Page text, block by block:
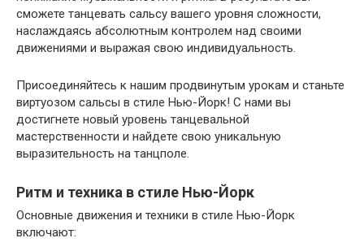
сможете танцевать сальсу вашего уровня сложности,
наслаждаясь абсолютным контролем над своими
движениями и выражая свою индивидуальность.
Присоединяйтесь к нашим продвинутым урокам и станьте
виртуозом сальсы в стиле Нью-Йорк! С нами вы
достигнете новый уровень танцевальной
мастерственности и найдете свою уникальную
выразительность на танцполе.
Ритм и техника в стиле Нью-Йорк
Основные движения и техники в стиле Нью-Йорк
включают: